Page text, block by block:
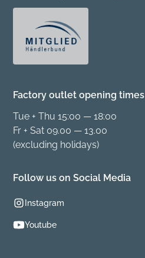
Factory outlet opening times
Tue + Thu 15:00 — 18:00
Fr + Sat 09.00 — 13.00
(excluding holidays)
Follow us on Social Media
Instagram
Youtube